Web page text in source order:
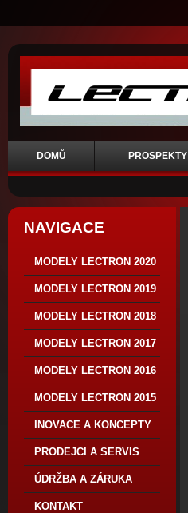
DOMŮ PROSPEKTY
NAVIGACE
MODELY LECTRON 2020
MODELY LECTRON 2019
MODELY LECTRON 2018
MODELY LECTRON 2017
MODELY LECTRON 2016
MODELY LECTRON 2015
INOVACE A KONCEPTY
PRODEJCI A SERVIS
ÚDRŽBA A ZÁRUKA
KONTAKT